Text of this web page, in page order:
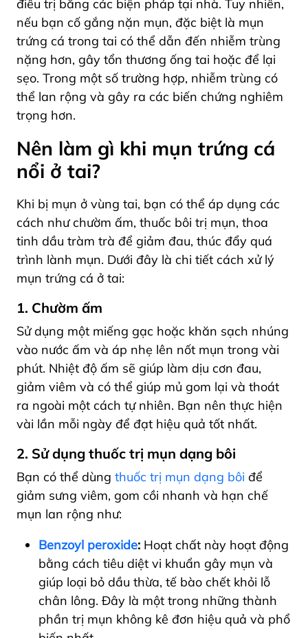
điều trị bằng các biện pháp tại nhà. Tuy nhiên,
nếu bạn cố gắng nặn mụn, đặc biệt là mụn
trứng cá trong tai có thể dẫn đến nhiễm trùng
nặng hơn, gây tổn thương ống tai hoặc để lại
sẹo. Trong một số trường hợp, nhiễm trùng có
thể lan rộng và gây ra các biến chứng nghiêm
trọng hơn.
Nên làm gì khi mụn trứng cá
nổi ở tai?
Khi bị mụn ở vùng tai, bạn có thể áp dụng các
cách như chườm ấm, thuốc bôi trị mụn, thoa
tinh dầu tràm trà để giảm đau, thúc đẩy quá
trình lành mụn. Dưới đây là chi tiết cách xử lý
mụn trứng cá ở tai:
1. Chườm ấm
Sử dụng một miếng gạc hoặc khăn sạch nhúng
vào nước ấm và áp nhẹ lên nốt mụn trong vài
phút. Nhiệt độ ấm sẽ giúp làm dịu cơn đau,
giảm viêm và có thể giúp mủ gom lại và thoát
ra ngoài một cách tự nhiên. Bạn nên thực hiện
vài lần mỗi ngày để đạt hiệu quả tốt nhất.
2. Sử dụng thuốc trị mụn dạng bôi
Bạn có thể dùng thuốc trị mụn dạng bôi để
giảm sưng viêm, gom cồi nhanh và hạn chế
mụn lan rộng như:
Benzoyl peroxide: Hoạt chất này hoạt động
bằng cách tiêu diệt vi khuẩn gây mụn và
giúp loại bỏ dầu thừa, tế bào chết khỏi lỗ
chân lông. Đây là một trong những thành
phần trị mụn không kê đơn hiệu quả và phổ